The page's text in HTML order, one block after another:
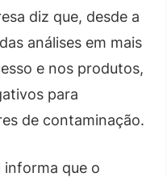
diz que, desde a
análises em mais
e nos produtos,
para
de contaminação.
informa que o